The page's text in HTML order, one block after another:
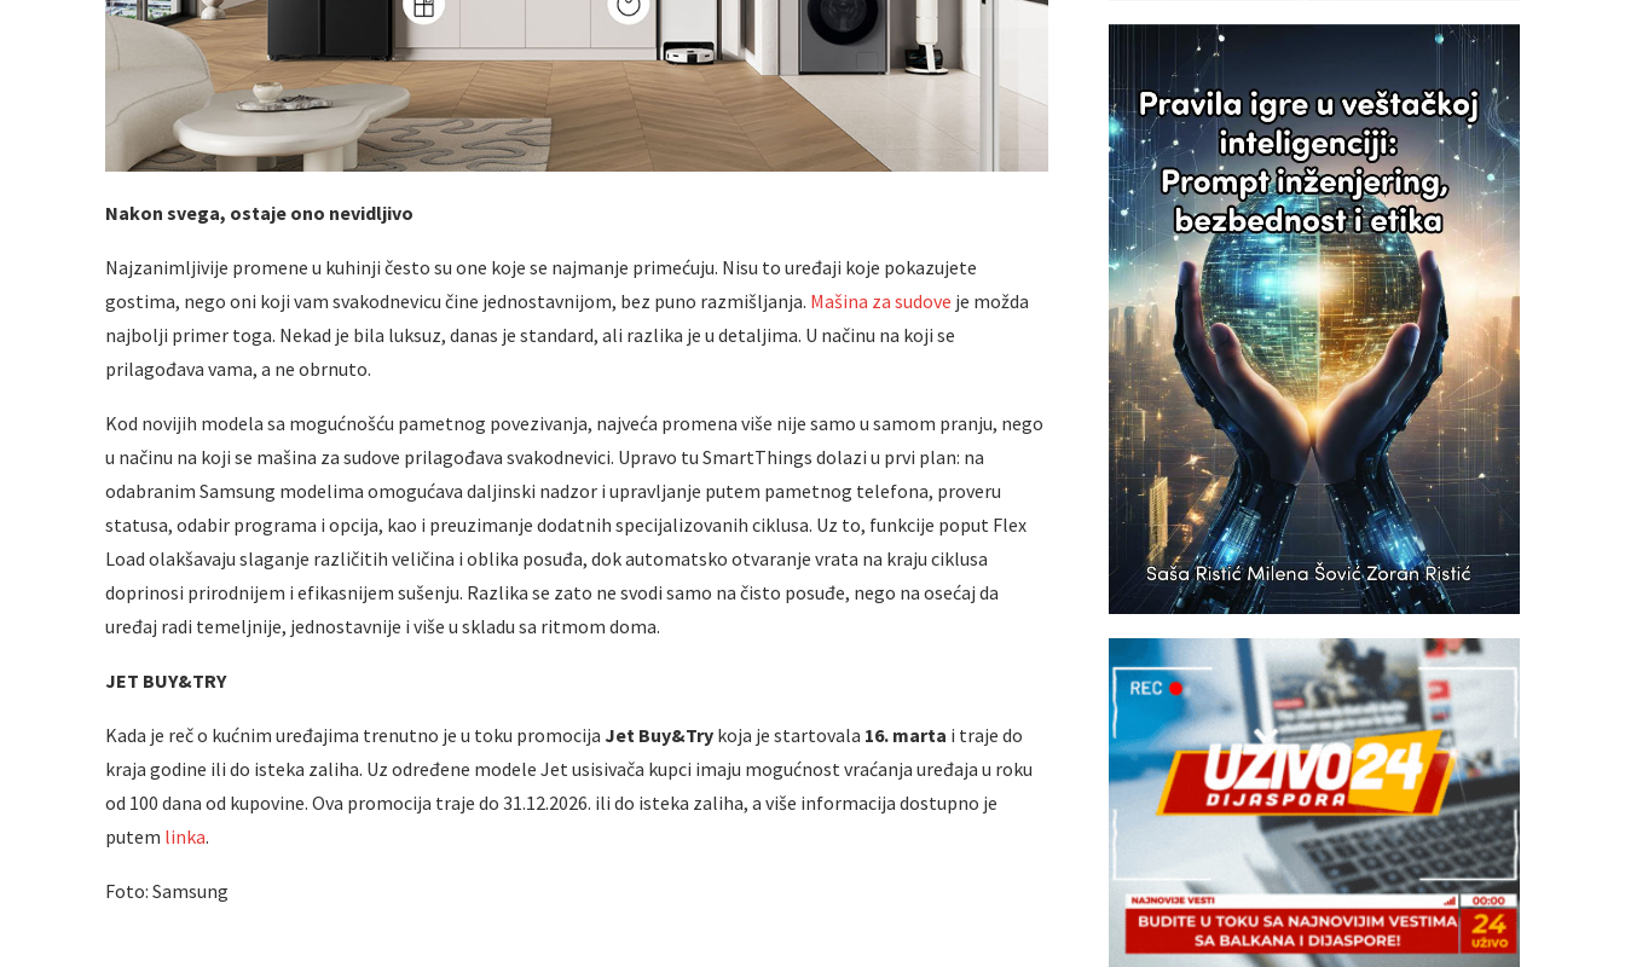
Nakon svega, ostaje ono nevidljivo
Najzanimljivije promene u kuhinji često su one koje se najmanje primećuju. Nisu to uređaji koje pokazujete
gostima, nego oni koji vam svakodnevicu čine jednostavnijom, bez puno razmišljanja. Mašina za sudove je možda
najbolji primer toga. Nekad je bila luksuz, danas je standard, ali razlika je u detaljima. U načinu na koji se
prilagođava vama, a ne obrnuto.
Kod novijih modela sa mogućnošću pametnog povezivanja, najveća promena više nije samo u samom pranju, nego
u načinu na koji se mašina za sudove prilagođava svakodnevici. Upravo tu SmartThings dolazi u prvi plan: na
odabranim Samsung modelima omogućava daljinski nadzor i upravljanje putem pametnog telefona, proveru
statusa, odabir programa i opcija, kao i preuzimanje dodatnih specijalizovanih ciklusa. Uz to, funkcije poput Flex
Load olakšavaju slaganje različitih veličina i oblika posuđa, dok automatsko otvaranje vrata na kraju ciklusa
doprinosi prirodnijem i efikasnijem sušenju. Razlika se zato ne svodi samo na čisto posuđe, nego na osećaj da
uređaj radi temeljnije, jednostavnije i više u skladu sa ritmom doma.
JET BUY&TRY
Kada je reč o kućnim uređajima trenutno je u toku promocija Jet Buy&Try koja je startovala 16. marta i traje do
kraja godine ili do isteka zaliha. Uz određene modele Jet usisivača kupci imaju mogućnost vraćanja uređaja u roku
od 100 dana od kupovine. Ova promocija traje do 31.12.2026. ili do isteka zaliha, a više informacija dostupno je
putem linka.
Foto: Samsung